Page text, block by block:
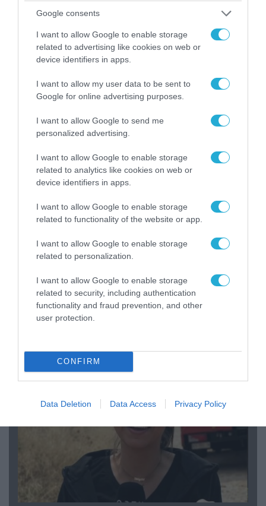
Google consents
I want to allow Google to enable storage
related to advertising like cookies on web or
device identifiers in apps.
I want to allow my user data to be sent to
Google for online advertising purposes.
I want to allow Google to send me
personalized advertising.
I want to allow Google to enable storage
related to analytics like cookies on web or
device identifiers in apps.
I want to allow Google to enable storage
related to functionality of the website or app.
I want to allow Google to enable storage
related to personalization.
I want to allow Google to enable storage
related to security, including authentication
functionality and fraud prevention, and other
user protection.
CONFIRM
Data Deletion Data Access Privacy Policy
06.08.2026 | 09:03
«Οι εντελώς αθώοι»: Η ανάρτηση του Αρκά για
τα ζώα που χάθηκαν στις πυρκαγιές της
Αττικής (φωτο)
04.08.2026 | 15:02